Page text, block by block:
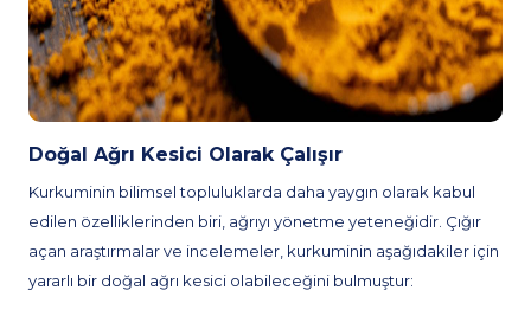
Doğal Ağrı Kesici Olarak Çalışır
Kurkuminin bilimsel topluluklarda daha yaygın olarak kabul
edilen özelliklerinden biri, ağrıyı yönetme yeteneğidir. Çığır
açan araştırmalar ve incelemeler, kurkuminin aşağıdakiler için
yararlı bir doğal ağrı kesici olabileceğini bulmuştur: